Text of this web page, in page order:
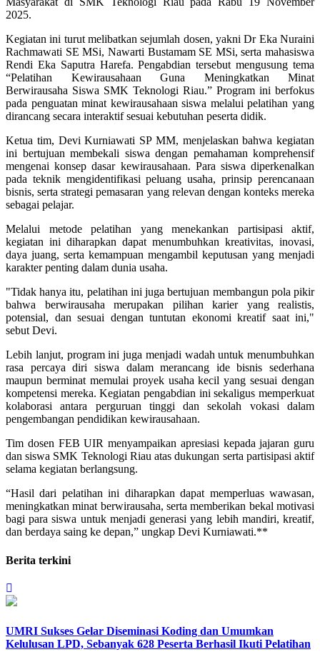
2025.
Kegiatan ini turut melibatkan sejumlah dosen, yakni Dr Eka Nuraini
Rachmawati SE MSi, Nawarti Bustamam SE MSi, serta mahasiswa
Rendi Eka Saputra Harefa. Pengabdian tersebut mengusung tema
“Pelatihan Kewirausahaan Guna Meningkatkan Minat
Berwirausaha Siswa SMK Teknologi Riau.” Program ini berfokus
pada penguatan minat kewirausahaan siswa melalui pelatihan yang
dirancang secara interaktif sesuai kebutuhan peserta didik.
Ketua tim, Devi Kurniawati SP MM, menjelaskan bahwa kegiatan
ini bertujuan membekali siswa dengan pemahaman komprehensif
mengenai konsep dasar kewirausahaan. Para siswa diperkenalkan
pada teknik mengidentifikasi peluang usaha, prinsip perencanaan
bisnis, serta strategi pemasaran yang relevan dengan konteks mereka
sebagai pelajar.
Melalui metode pelatihan yang menekankan partisipasi aktif,
kegiatan ini diharapkan dapat menumbuhkan kreativitas, inovasi,
daya juang, serta kemampuan mengambil keputusan yang menjadi
karakter penting dalam dunia usaha.
"Tidak hanya itu, pelatihan ini juga bertujuan membangun pola pikir
bahwa berwirausaha merupakan pilihan karier yang realistis,
potensial, dan sesuai dengan tuntutan ekonomi kreatif saat ini,"
sebut Devi.
Lebih lanjut, program ini juga menjadi wadah untuk menumbuhkan
rasa percaya diri siswa dalam merancang ide bisnis sederhana
maupun berminat memulai proyek usaha kecil yang sesuai dengan
kompetensi mereka. Kegiatan pengabdian ini sekaligus memperkuat
kolaborasi antara perguruan tinggi dan sekolah vokasi dalam
pengembangan pendidikan kewirausahaan.
Tim dosen FEB UIR menyampaikan apresiasi kepada jajaran guru
dan siswa SMK Teknologi Riau atas dukungan serta partisipasi aktif
selama kegiatan berlangsung.
“Hasil dari pelatihan ini diharapkan dapat memperluas wawasan,
meningkatkan minat berwirausaha, serta memberikan bekal motivasi
bagi para siswa untuk menjadi generasi yang lebih mandiri, kreatif,
dan berdaya saing ke depan,” ungkap Devi Kurniawati.**
Berita terkini
UMRI Sukses Gelar Diseminasi Koding dan Umumkan
Kelulusan LPD, Sebanyak 628 Peserta Berhasil Ikuti Pelatihan